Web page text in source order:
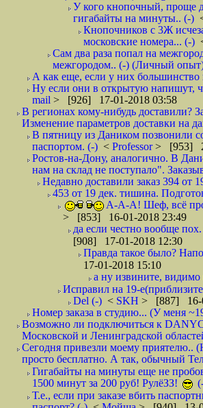
У кого кнопочный, проще
гигабайты на минуты.. (-)
Кнопочников с 3Ж
московские номера... (-)
Сам два раза попал на
межгородом.. (-) (Личный
А как еще, если у них
Ну если они в открытую напишут,
mail > [926] 17-01-2018 03:58
В регионах кому-нибудь доставили?
Изменение параметров доставки на
В пятницу из Даником позвонили
паспортом. (-) < Professor> [953]
Ростов-на-Дону, аналогично. В
нам на склад не поступало".
Недавно доставили заказ 394 от
453 от 19 дек. тишина.
А-А-А! Шеф, всё
> [853] 16-01-2018 23:49
да если честно вообще
[908] 17-01-2018 12:30
Правда такое было?
17-01-2018 15:10
а ну извините, видимо
Исправил на 19-
Del (-) < SKH > [887] 16-
Номер заказа в студию... (У меня
Возможно ли подключиться к
Московской и Ленинградской
Сегодня привезли моему приятелю..
просто бесплатно. А так, обычный
Гигабайты на минуты еще не
1500 минут за 200 руб! РулёЗЗ!
Т.е., если при заказе вбить